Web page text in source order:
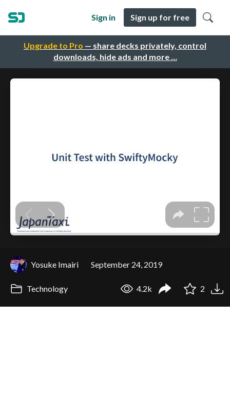
Upgrade to Pro — share decks privately, control
downloads, hide ads and more …
Sign in Sign up for free
Yosuke Imairi September 24, 2019
Technology 4.2k 2